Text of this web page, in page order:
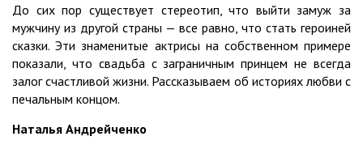
До сих пор существует стереотип, что выйти замуж за
мужчину из другой страны — все равно, что стать героиней
сказки. Эти знаменитые актрисы на собственном примере
показали, что свадьба с заграничным принцем не всегда
залог счастливой жизни. Рассказываем об историях любви с
печальным концом.
Наталья Андрейченко